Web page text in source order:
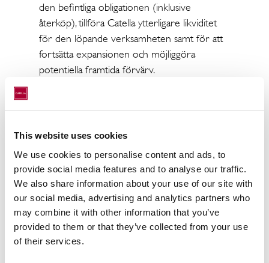
This website uses cookies
We use cookies to personalise content and ads, to
provide social media features and to analyse our traffic.
We also share information about your use of our site with
our social media, advertising and analytics partners who
may combine it with other information that you’ve
provided to them or that they’ve collected from your use
of their services.
den befintliga obligationen (inklusive
återköp), tillföra Catella ytterligare likviditet
för den löpande verksamheten samt för att
fortsätta expansionen och möjliggöra
potentiella framtida förvärv.
kontakta:
Vd och koncernchef
08-463 33 10
knut.pedersen@catella.se
Presskontakt:
Ann Charlotte Svensson
Kommunikationschef
08-463 32 55, 072-510 11 61